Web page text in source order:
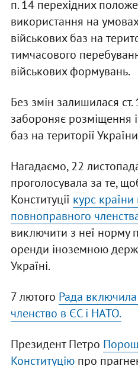
п. 14 перехідних
використання на
військових баз на
тимчасового
військових формувань.
Без змін залишилася ст.
забороняє розміщення
баз на території
Нагадаємо, 22
проголосувала за те,
Конституції курс
повноправного
виключити з неї норму
оренди іноземною
Україні.
7 лютого Рада
членство в ЄС і НАТО.
Президент Петро
Конституціюпро